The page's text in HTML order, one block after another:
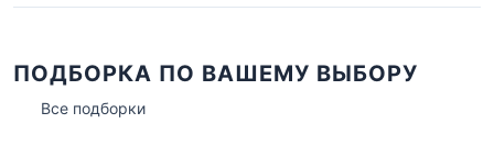
ПОДБОРКА ПО ВАШЕМУ ВЫБОРУ
Все подборки